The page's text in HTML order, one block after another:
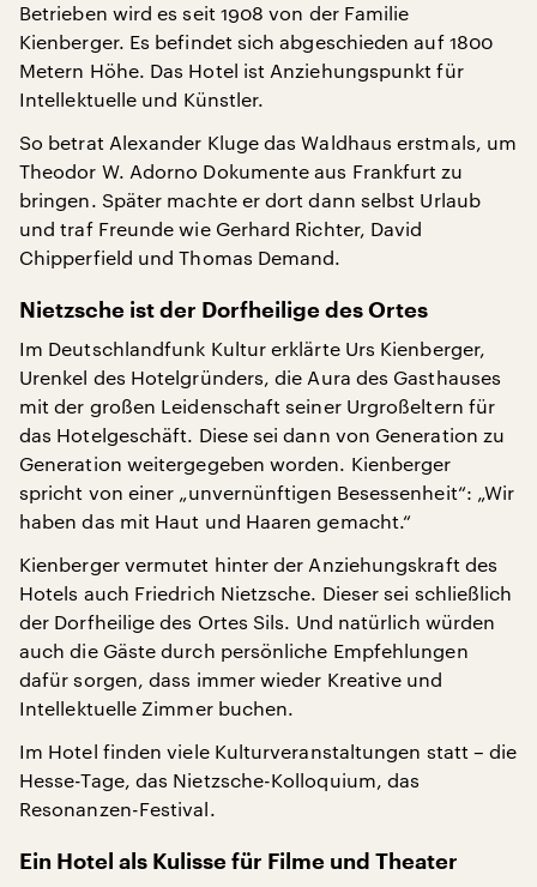
Betrieben wird es seit 1908 von der Familie
Kienberger. Es befindet sich abgeschieden auf 1800
Metern Höhe. Das Hotel ist Anziehungspunkt für
Intellektuelle und Künstler.
So betrat Alexander Kluge das Waldhaus erstmals, um
Theodor W. Adorno Dokumente aus Frankfurt zu
bringen. Später machte er dort dann selbst Urlaub
und traf Freunde wie Gerhard Richter, David
Chipperfield und Thomas Demand.
Nietzsche ist der Dorfheilige des Ortes
Im Deutschlandfunk Kultur erklärte Urs Kienberger,
Urenkel des Hotelgründers, die Aura des Gasthauses
mit der großen Leidenschaft seiner Urgroßeltern für
das Hotelgeschäft. Diese sei dann von Generation zu
Generation weitergegeben worden. Kienberger
spricht von einer „unvernünftigen Besessenheit“: „Wir
haben das mit Haut und Haaren gemacht.“
Kienberger vermutet hinter der Anziehungskraft des
Hotels auch Friedrich Nietzsche. Dieser sei schließlich
der Dorfheilige des Ortes Sils. Und natürlich würden
auch die Gäste durch persönliche Empfehlungen
dafür sorgen, dass immer wieder Kreative und
Intellektuelle Zimmer buchen.
Im Hotel finden viele Kulturveranstaltungen statt – die
Hesse-Tage, das Nietzsche-Kolloquium, das
Resonanzen-Festival.
Ein Hotel als Kulisse für Filme und Theater